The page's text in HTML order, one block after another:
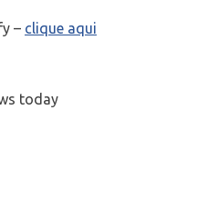
– clique aqui
today